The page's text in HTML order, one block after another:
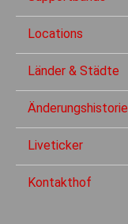
Locations
Länder & Städte
Änderungshistorie
Liveticker
Kontakthof